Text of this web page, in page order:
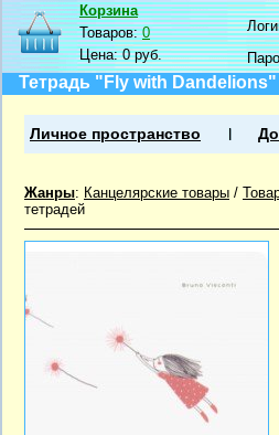
Корзина
Товаров:0
Цена:0 руб.
Тетрадь "Fly with Dandelions"
Личное пространство
Жанры: Канцелярские товары /
тетрадей